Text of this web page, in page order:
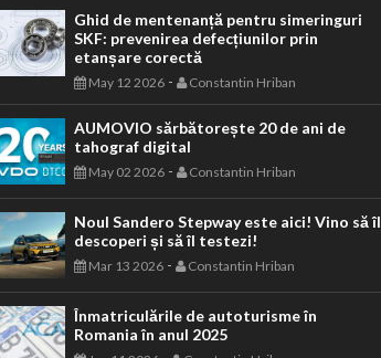
Ghid de mentenanță pentru simeringuri
SKF: prevenirea defecțiunilor prin
etanșare corectă
May 12 2026 - Constantin Hriban
AUMOVIO sărbătorește 20 de ani de
tahograf digital
May 02 2026 - Constantin Hriban
Noul Sandero Stepway este aici! Vino să îl
descoperi și să îl testezi!
Mar 13 2026 - Constantin Hriban
Înmatriculările de autoturisme în
Romania în anul 2025